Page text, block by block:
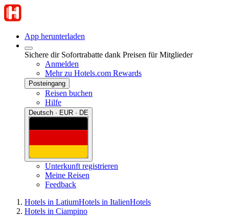
App herunterladen
Sichere dir Sofortrabatte dank Preisen für Mitglieder
Anmelden
Mehr zu Hotels.com Rewards
Posteingang
Reisen buchen
Hilfe
Deutsch · EUR · DE
Unterkunft registrieren
Meine Reisen
Feedback
Hotels in LatiumHotels in ItalienHotels
Hotels in Ciampino